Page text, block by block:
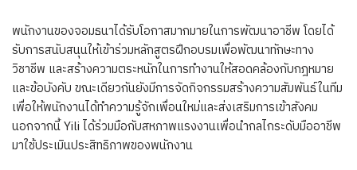
พนักงานของจอมธนาได้รับโอกาสมากมายในการพัฒนาอาชีพ โดยได้
รับการสนับสนุนให้เข้าร่วมหลักสูตรฝึกอบรมเพื่อพัฒนาทักษะทาง
วิชาชีพ และสร้างความตระหนักในการทำงานให้สอดคล้องกับกฎหมาย
และข้อบังคับ ขณะเดียวกันยังมีการจัดกิจกรรมสร้างความสัมพันธ์ในทีม
เพื่อให้พนักงานได้ทำความรู้จักเพื่อนใหม่และส่งเสริมการเข้าสังคม
นอกจากนี้ Yili ได้ร่วมมือกับสหภาพแรงงานเพื่อนำกลไกระดับมืออาชีพ
มาใช้ประเมินประสิทธิภาพของพนักงาน